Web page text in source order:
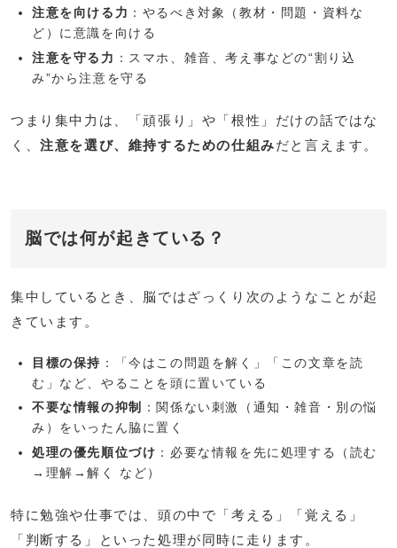
注意を向ける力 ：やるべき対象（教材・問題・資料な
ど）に意識を向ける
注意を守る力 ：スマホ、雑音、考え事などの“割り込
み”から注意を守る
つまり集中力は、「頑張り」や「根性」だけの話ではな
く、注意を選び、維持するための仕組みだと言えます。
脳では何が起きている？
集中しているとき、脳ではざっくり次のようなことが起
きています。
目標の保持 ：「今はこの問題を解く」「この文章を読
む」など、やることを頭に置いている
不要な情報の抑制
：関係ない刺激（通知・雑音・別の悩
み）をいったん脇に置く
処理の優先順位づけ ：必要な情報を先に処理する（読む
→理解→解く など）
特に勉強や仕事では、頭の中で「考える」「覚える」
「判断する」といった処理が同時に走ります。